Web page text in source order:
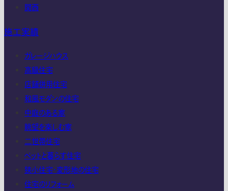
関西
施工実績
ガレージハウス
高級住宅
店舗併用住宅
和風モダンの住宅
中庭のある家
眺望を楽しむ家
二世帯住宅
ペットと暮らす住宅
狭小住宅・変形地の住宅
住宅のリフォーム